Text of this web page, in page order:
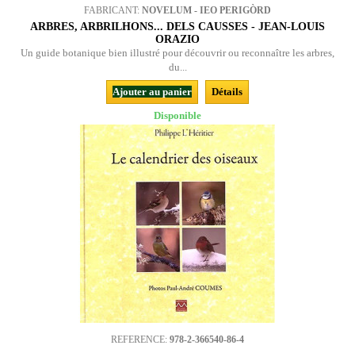
FABRICANT: NOVELUM - IEO PERIGÒRD
ARBRES, ARBRILHONS... DELS CAUSSES - JEAN-LOUIS
ORAZIO
Un guide botanique bien illustré pour découvrir ou reconnaître les arbres,
du...
Ajouter au panier
Détails
Disponible
REFERENCE: 978-2-366540-86-4